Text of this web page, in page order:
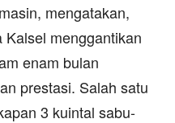
mengatakan,
menggantikan
enam bulan
prestasi. Salah satu
3 kuintal sabu-